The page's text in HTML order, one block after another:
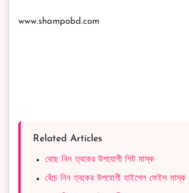
www.shampobd.com
Related Articles
বেছে নিন ত্বকের উপযোগী শিট মাস্ক
বেঁচে নিন ত্বকের উপযোগী হাইগেল ফেইস মাস্ক